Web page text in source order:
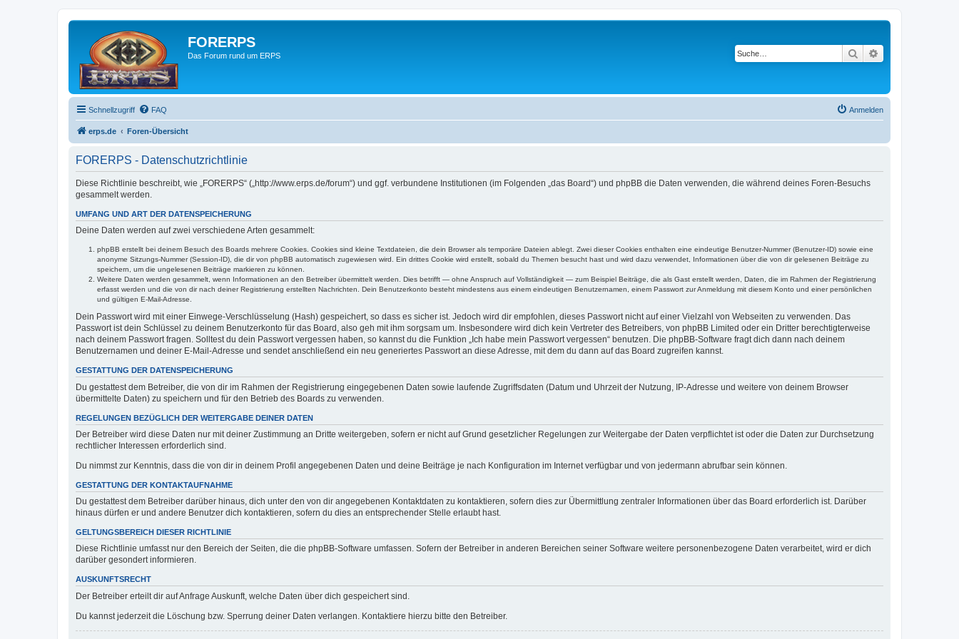
FORERPS
Das Forum rund um ERPS Suche
Schnellzugriff FAQ Anmelden
erps.de Foren-Übersicht
FORERPS - Datenschutzrichtlinie
Diese Richtlinie beschreibt, wie „FORERPS“ („http://www.erps.de/forum“) und ggf. verbundene Institutionen (im Folgenden „das Board“) und phpBB die Daten verwenden, die während deines Foren-Besuchs
gesammelt werden.
UMFANG UND ART DER DATENSPEICHERUNG
Deine Daten werden auf zwei verschiedene Arten gesammelt:
phpBB erstellt bei deinem Besuch des Boards mehrere Cookies. Cookies sind kleine Textdateien, die dein Browser als temporäre Dateien ablegt. Zwei dieser Cookies enthalten eine eindeutige Benutzer-Nummer (Benutzer-ID) sowie eine
anonyme Sitzungs-Nummer (Session-ID), die dir von phpBB automatisch zugewiesen wird. Ein drittes Cookie wird erstellt, sobald du Themen besucht hast und wird dazu verwendet, Informationen über die von dir gelesenen Beiträge zu
speichern, um die ungelesenen Beiträge markieren zu können.
Weitere Daten werden gesammelt, wenn Informationen an den Betreiber übermittelt werden. Dies betrifft — ohne Anspruch auf Vollständigkeit — zum Beispiel Beiträge, die als Gast erstellt werden, Daten, die im Rahmen der Registrierung
erfasst werden und die von dir nach deiner Registrierung erstellten Nachrichten. Dein Benutzerkonto besteht mindestens aus einem eindeutigen Benutzernamen, einem Passwort zur Anmeldung mit diesem Konto und einer persönlichen
und gültigen E-Mail-Adresse.
Dein Passwort wird mit einer Einwege-Verschlüsselung (Hash) gespeichert, so dass es sicher ist. Jedoch wird dir empfohlen, dieses Passwort nicht auf einer Vielzahl von Webseiten zu verwenden. Das
Passwort ist dein Schlüssel zu deinem Benutzerkonto für das Board, also geh mit ihm sorgsam um. Insbesondere wird dich kein Vertreter des Betreibers, von phpBB Limited oder ein Dritter berechtigterweise
nach deinem Passwort fragen. Solltest du dein Passwort vergessen haben, so kannst du die Funktion „Ich habe mein Passwort vergessen“ benutzen. Die phpBB-Software fragt dich dann nach deinem
Benutzernamen und deiner E-Mail-Adresse und sendet anschließend ein neu generiertes Passwort an diese Adresse, mit dem du dann auf das Board zugreifen kannst.
GESTATTUNG DER DATENSPEICHERUNG
Du gestattest dem Betreiber, die von dir im Rahmen der Registrierung eingegebenen Daten sowie laufende Zugriffsdaten (Datum und Uhrzeit der Nutzung, IP-Adresse und weitere von deinem Browser
übermittelte Daten) zu speichern und für den Betrieb des Boards zu verwenden.
REGELUNGEN BEZÜGLICH DER WEITERGABE DEINER DATEN
Der Betreiber wird diese Daten nur mit deiner Zustimmung an Dritte weitergeben, sofern er nicht auf Grund gesetzlicher Regelungen zur Weitergabe der Daten verpflichtet ist oder die Daten zur Durchsetzung
rechtlicher Interessen erforderlich sind.
Du nimmst zur Kenntnis, dass die von dir in deinem Profil angegebenen Daten und deine Beiträge je nach Konfiguration im Internet verfügbar und von jedermann abrufbar sein können.
GESTATTUNG DER KONTAKTAUFNAHME
Du gestattest dem Betreiber darüber hinaus, dich unter den von dir angegebenen Kontaktdaten zu kontaktieren, sofern dies zur Übermittlung zentraler Informationen über das Board erforderlich ist. Darüber
hinaus dürfen er und andere Benutzer dich kontaktieren, sofern du dies an entsprechender Stelle erlaubt hast.
GELTUNGSBEREICH DIESER RICHTLINIE
Diese Richtlinie umfasst nur den Bereich der Seiten, die die phpBB-Software umfassen. Sofern der Betreiber in anderen Bereichen seiner Software weitere personenbezogene Daten verarbeitet, wird er dich
darüber gesondert informieren.
AUSKUNFTSRECHT
Der Betreiber erteilt dir auf Anfrage Auskunft, welche Daten über dich gespeichert sind.
Du kannst jederzeit die Löschung bzw. Sperrung deiner Daten verlangen. Kontaktiere hierzu bitte den Betreiber.